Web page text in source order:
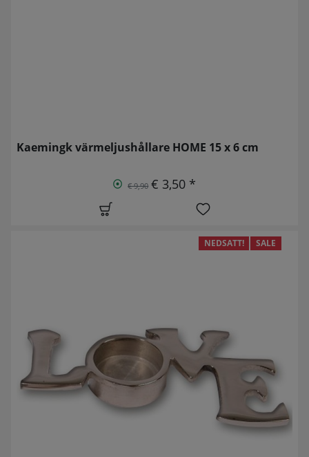
Kaemingk värmeljushållare HOME 15 x 6 cm
€ 9,90 € 3,50 *
NEDSATT! SALE